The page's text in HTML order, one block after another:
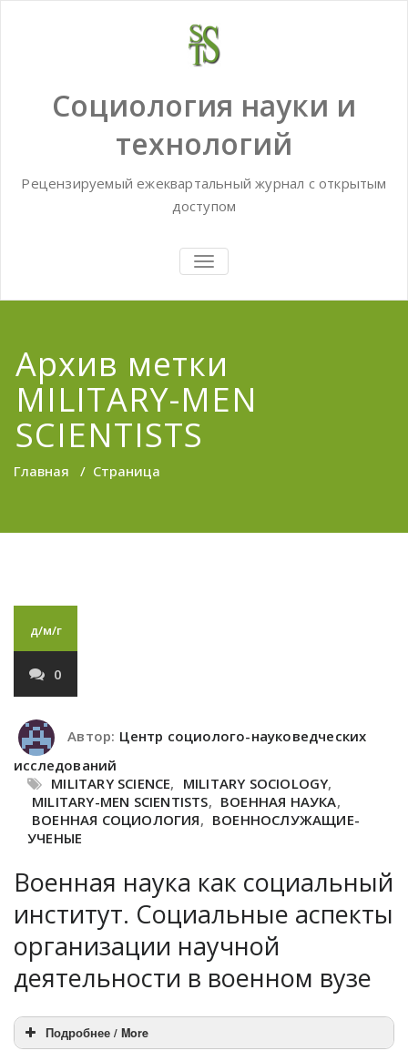
Социология науки и
технологий
Рецензируемый ежеквартальный журнал с открытым
доступом
TOGGLE
NAVIGATION
Архив метки
MILITARY-MEN
SCIENTISTS
Главная / Страница
д/м/г
0
Автор: Центр социолого-науковедческих
исследований
MILITARY SCIENCE, MILITARY SOCIOLOGY,
MILITARY-MEN SCIENTISTS, ВОЕННАЯ НАУКА,
ВОЕННАЯ СОЦИОЛОГИЯ, ВОЕННОСЛУЖАЩИЕ-
УЧЕНЫЕ
Военная наука как социальный
институт. Социальные аспекты
организации научной
деятельности в военном вузе
Подробнее / More